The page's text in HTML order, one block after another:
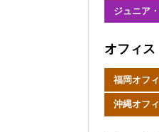
ジュニア
オフィス
福岡オフ
沖縄オフ